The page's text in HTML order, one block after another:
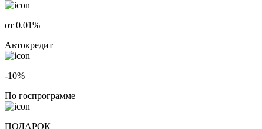
от 0.01%
Автокредит
-10%
По госпрограмме
ПОДАРОК